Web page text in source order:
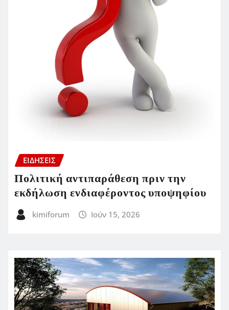
ΕΙΔΗΣΕΙΣ
Πολιτική αντιπαράθεση πριν την
εκδήλωση ενδιαφέροντος υποψηφίου
kimiforum Ιούν 15, 2026